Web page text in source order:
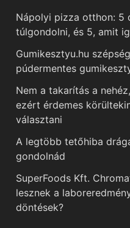
Nápolyi pizza otthon: 5
túlgondolni, és 5, amit
Gumikesztyu.hu
púdermentes
Nem a takarítás a
ezért érdemes
választani
A legtöbb tetőhiba
gondolnád
SuperFoods Kft.
lesznek a
döntések?